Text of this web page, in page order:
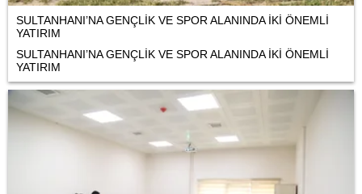
SULTANHANI’NA GENÇLİK VE SPOR ALANINDA İKİ ÖNEMLİ
YATIRIM
SULTANHANI’NA GENÇLİK VE SPOR ALANINDA İKİ ÖNEMLİ
YATIRIM